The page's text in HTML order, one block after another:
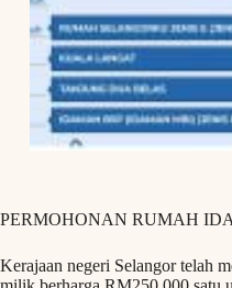
PERMOHONAN RUMAH
Kerajaan negeri Selangor telah